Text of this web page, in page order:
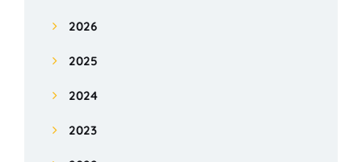
2026
2025
2024
2023